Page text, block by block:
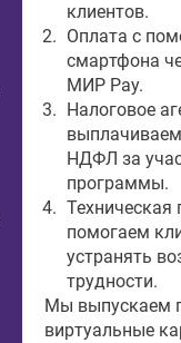
клиентов.
Оплата с
смартфона
МИР Pay.
Налоговое
НДФЛ за
программы.
помогаем
устранять
трудности.
Мы выпускаем
виртуальные